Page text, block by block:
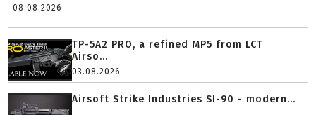
08.08.2026
TP-5A2 PRO, a refined MP5 from LCT
Airso...
03.08.2026
Airsoft Strike Industries SI-90 - modern...